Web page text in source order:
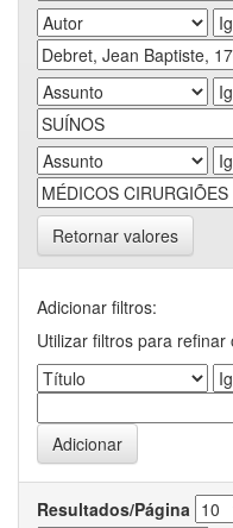
Retornar valores
Adicionar filtros:
Utilizar filtros para
Resultados/Página